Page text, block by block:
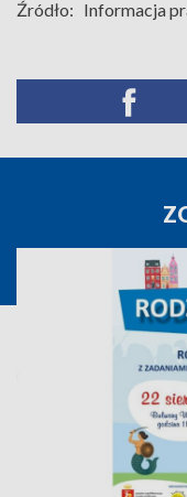
Źródło: Informacja